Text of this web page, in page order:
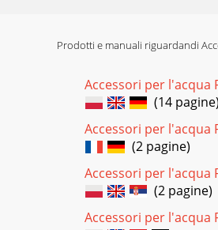
Prodotti e manuali riguardandi
Accessori per l'acqua
(14 pagine)
Accessori per l'acqua
(2 pagine)
Accessori per l'acqua
(2 pagine)
Accessori per l'acqua